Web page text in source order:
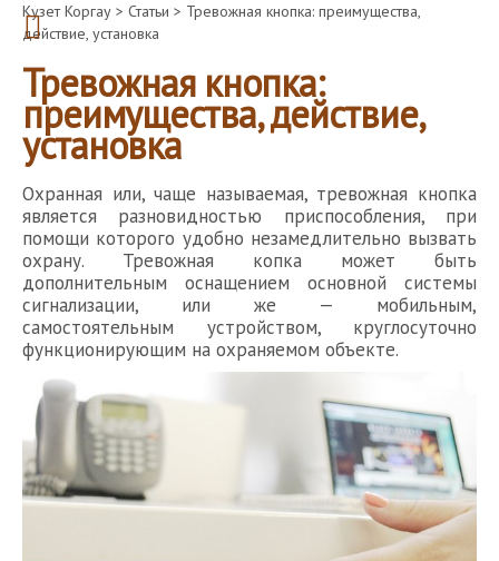
Кузет Коргау > Статьи > Тревожная кнопка: преимущества,
действие, установка
Тревожная кнопка:
преимущества, действие,
установка
Охранная или, чаще называемая, тревожная кнопка
является разновидностью приспособления, при
помощи которого удобно незамедлительно вызвать
охрану. Тревожная копка может быть
дополнительным оснащением основной системы
сигнализации, или же — мобильным,
самостоятельным устройством, круглосуточно
функционирующим на охраняемом объекте.